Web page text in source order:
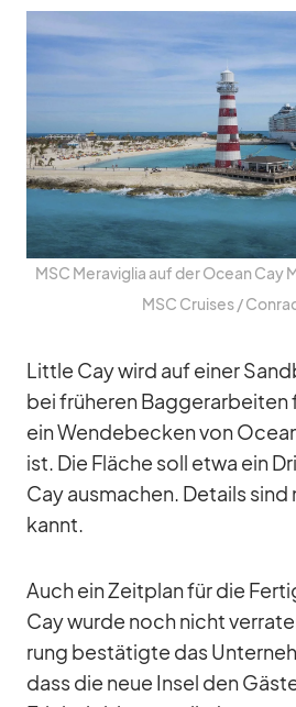
MSC Me­ra­vi­glia auf der Ocean Cay
MSC Crui­ses /​
Little Cay wird auf ei­ner
bei frü­he­ren Bag­ger­ar­bei­ten
ein Wen­de­be­cken von
ist. Die Flä­che soll etwa ein
Cay aus­ma­chen. De­tails
kannt.
Auch ein Zeit­plan für die
Cay wurde noch nicht
rung be­stä­tigte das
dass die neue In­sel den